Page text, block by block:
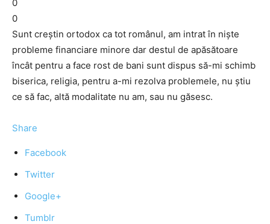
0
0
Sunt creştin ortodox ca tot românul, am intrat în nişte
probleme financiare minore dar destul de apăsătoare
încât pentru a face rost de bani sunt dispus să-mi schimb
biserica, religia, pentru a-mi rezolva problemele, nu ştiu
ce să fac, altă modalitate nu am, sau nu găsesc.
Share
Facebook
Twitter
Google+
Tumblr